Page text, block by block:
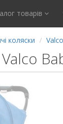
товарів
коляски